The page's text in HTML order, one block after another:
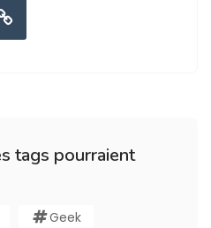
tags pourraient
Geek